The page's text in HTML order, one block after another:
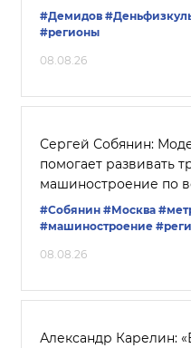
#Демидов
#регионы
08.08.26
Сергей Собянин:
помогает развивать
машиностроение по
#Собянин #Москва
#машиностроение
08.08.26
Александр Карелин: